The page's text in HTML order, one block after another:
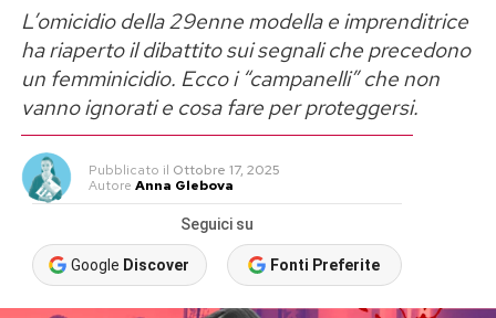
L’omicidio della 29enne modella e imprenditrice
ha riaperto il dibattito sui segnali che precedono
un femminicidio. Ecco i “campanelli” che non
vanno ignorati e cosa fare per proteggersi.
Pubblicato il Ottobre 17, 2025
Autore Anna Glebova
Seguici su
Google Discover Fonti Preferite